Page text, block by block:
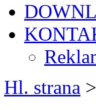
Hl. strana >